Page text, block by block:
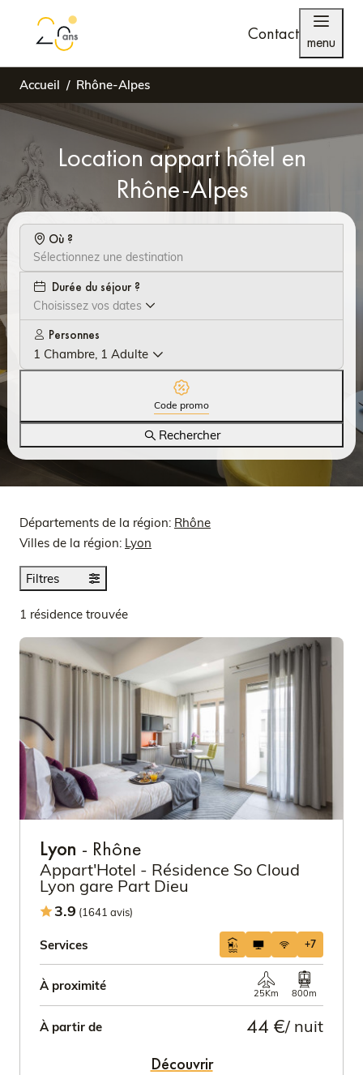
Contact menu
Accueil Rhône-Alpes
Location appart hôtel en
Rhône-Alpes
Où ?
Durée du séjour ?
Choisissez vos dates
Personnes
1 Chambre, 1 Adulte
Code promo
Rechercher
Départements de la région: Rhône
Villes de la région: Lyon
Filtres
1 résidence trouvée
Lyon - Rhône
Appart'Hotel - Résidence So Cloud
Lyon gare Part Dieu
3.9 (1641 avis)
Services +7
À proximité
25Km 800m
À partir de 44 €/ nuit
Découvrir